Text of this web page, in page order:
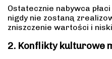
Ostatecznie nabywca
nigdy nie zostaną
zniszczenie wartości i
2. Konflikty kulturowe